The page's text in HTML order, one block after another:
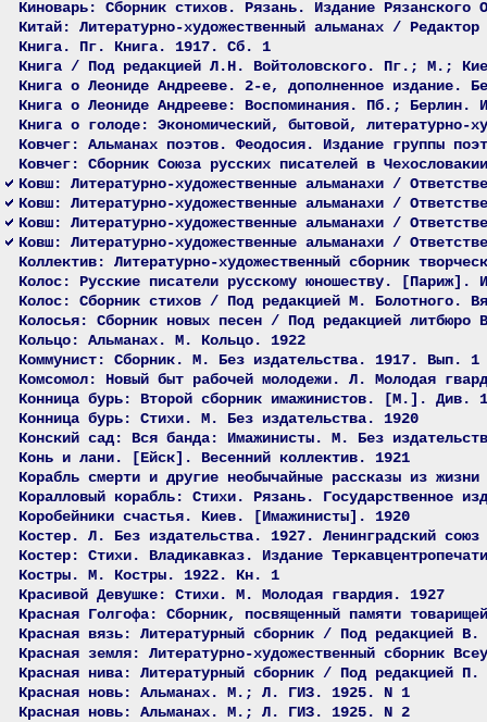
Киноварь: Сборник стихов. Рязань. Издание Рязанского
Китай: Литературно-художественный альманах /
Книга. Пг. Книга. 1917. Сб. 1
Книга / Под редакцией Л.Н. Войтоловского. Пг.; М.;
Книга о Леониде Андрееве. 2-е, дополненное издание.
Книга о Леониде Андрееве: Воспоминания. Пб.; Берлин.
Книга о голоде: Экономический, бытовой, литературно-
Ковчег: Альманах поэтов. Феодосия. Издание группы
Ковчег: Сборник Союза русских писателей в
Ковш: Литературно-художественные альманахи /
Ковш: Литературно-художественные альманахи /
Ковш: Литературно-художественные альманахи /
Ковш: Литературно-художественные альманахи /
Коллектив: Литературно-художественный сборник
Колос: Русские писатели русскому юношеству. [Париж].
Колос: Сборник стихов / Под редакцией М. Болотного.
Колосья: Сборник новых песен / Под редакцией
Кольцо: Альманах. М. Кольцо. 1922
Коммунист: Сборник. М. Без издательства. 1917. Вып. 1
Комсомол: Новый быт рабочей молодежи. Л. Молодая
Конница бурь: Второй сборник имажинистов. [М.]. Див.
Конница бурь: Стихи. М. Без издательства. 1920
Конский сад: Вся банда: Имажинисты. М. Без
Конь и лани. [Ейск]. Весенний коллектив. 1921
Корабль смерти и другие необычайные рассказы из
Коралловый корабль: Стихи. Рязань. Государственное
Коробейники счастья. Киев. [Имажинисты]. 1920
Костер. Л. Без издательства. 1927. Ленинградский союз
Костер: Стихи. Владикавказ. Издание
Костры. М. Костры. 1922. Кн. 1
Красивой Девушке: Стихи. М. Молодая гвардия. 1927
Красная Голгофа: Сборник, посвященный памяти
Красная вязь: Литературный сборник / Под редакцией
Красная земля: Литературно-художественный сборник
Красная нива: Литературный сборник / Под редакцией
Красная новь: Альманах. М.; Л. ГИЗ. 1925. N 1
Красная новь: Альманах. М.; Л. ГИЗ. 1925. N 2